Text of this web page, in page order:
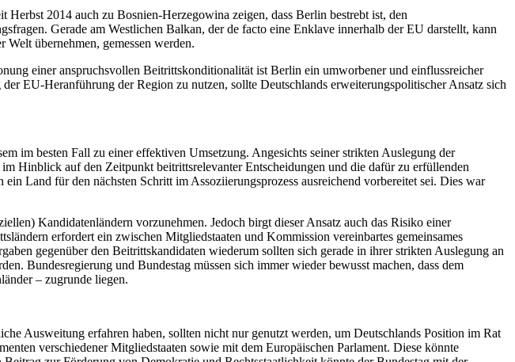
2014 auch zu Bosnien-Herzegowina zeigen, dass Berlin bestrebt ist, den
Gerade am Westlichen Balkan, der de facto eine Enklave innerhalb der EU darstellt, kann
Welt übernehmen, gemessen werden.
einer anspruchsvollen Beitrittskonditionalität ist Berlin ein umworbener und einflussreicher
EU-Heranführung der Region zu nutzen, sollte Deutschlands erweiterungspolitischer Ansatz sich
im besten Fall zu einer effektiven Umsetzung. Angesichts seiner strikten Auslegung der
Hinblick auf den Zeitpunkt beitrittsrelevanter Entscheidungen und die dafür zu erfüllenden
Land für den nächsten Schritt im Assoziierungsprozess ausreichend vorbereitet sei. Dies war
Kandidatenländern vorzunehmen. Jedoch birgt dieser Ansatz auch das Risiko einer
erfordert ein zwischen Mitgliedstaaten und Kommission vereinbartes gemeinsames
gegenüber den Beitrittskandidaten wiederum sollten sich gerade in ihrer strikten Auslegung an
Bundesregierung und Bundestag müssen sich immer wieder bewusst machen, dass dem
– zugrunde liegen.
Ausweitung erfahren haben, sollten nicht nur genutzt werden, um Deutschlands Position im Rat
verschiedener Mitgliedstaaten sowie mit dem Europäischen Parlament. Diese könnte